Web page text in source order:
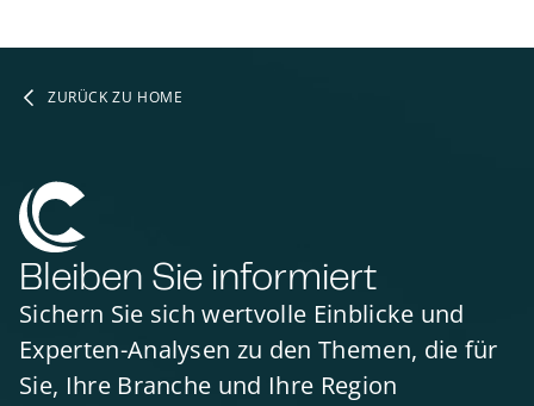
ZURÜCK ZU HOME
Bleiben Sie informiert
Sichern Sie sich wertvolle Einblicke und
Experten-Analysen zu den Themen, die für
Sie, Ihre Branche und Ihre Region